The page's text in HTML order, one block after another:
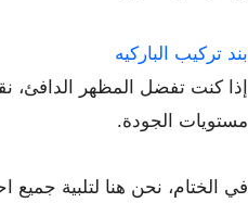
بند تركيب الباركيه
إذا كنت تفضل المظهر الدافئ،
مستويات الجودة.
في الختام، نحن هنا لتلبية